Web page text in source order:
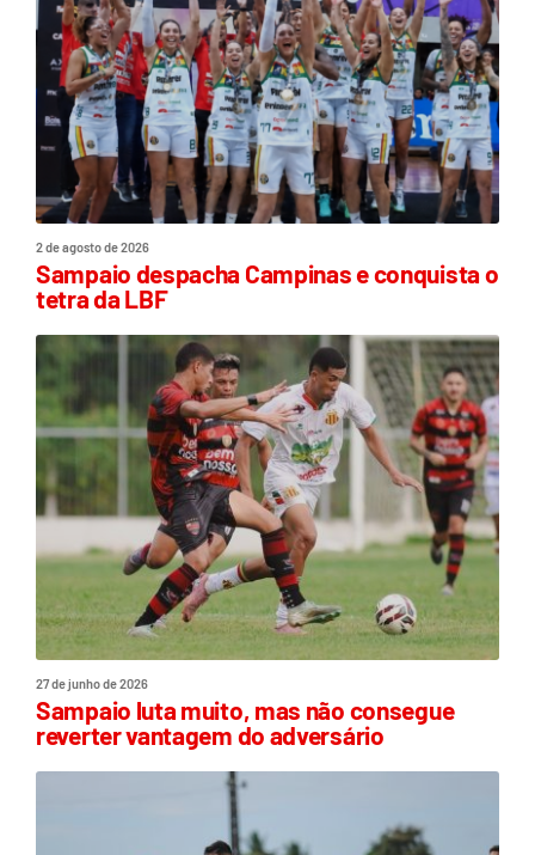
2 de agosto de 2026
Sampaio despacha Campinas e conquista o
tetra da LBF
27 de junho de 2026
Sampaio luta muito, mas não consegue
reverter vantagem do adversário